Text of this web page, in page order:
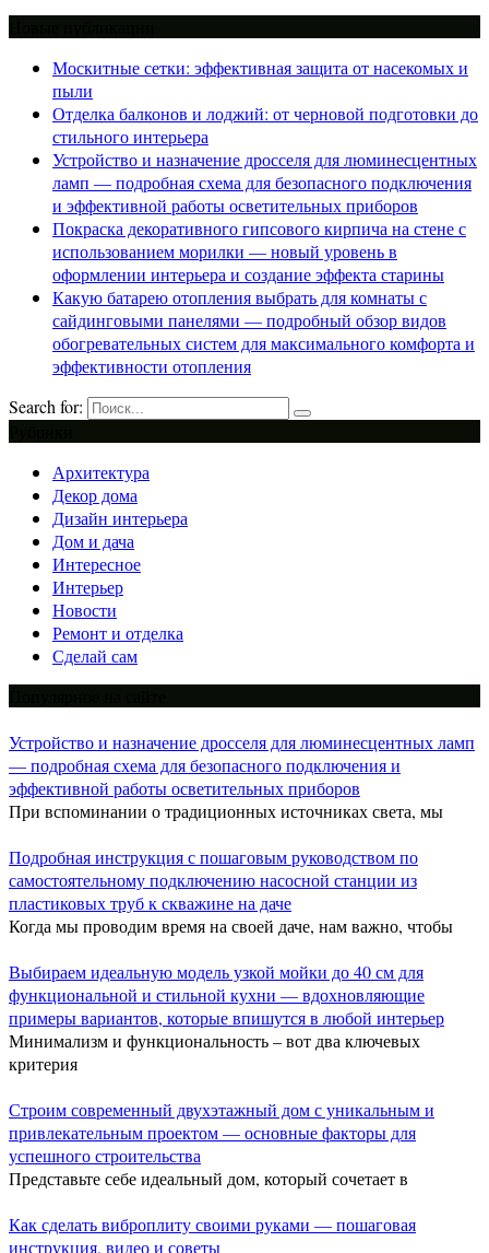
Москитные сетки: эффективная защита от насекомых и
пыли
Отделка балконов и лоджий: от черновой подготовки до
стильного интерьера
Устройство и назначение дросселя для люминесцентных
ламп — подробная схема для безопасного подключения
и эффективной работы осветительных приборов
Покраска декоративного гипсового кирпича на стене с
использованием морилки — новый уровень в
оформлении интерьера и создание эффекта старины
Какую батарею отопления выбрать для комнаты с
сайдинговыми панелями — подробный обзор видов
обогревательных систем для максимального комфорта и
эффективности отопления
Search for:
Архитектура
Декор дома
Дизайн интерьера
Дом и дача
Интересное
Интерьер
Новости
Ремонт и отделка
Сделай сам
Устройство и назначение дросселя для люминесцентных ламп
— подробная схема для безопасного подключения и
эффективной работы осветительных приборов
При вспоминании о традиционных источниках света, мы
Подробная инструкция с пошаговым руководством по
самостоятельному подключению насосной станции из
пластиковых труб к скважине на даче
Когда мы проводим время на своей даче, нам важно, чтобы
Выбираем идеальную модель узкой мойки до 40 см для
функциональной и стильной кухни — вдохновляющие
примеры вариантов, которые впишутся в любой интерьер
Минимализм и функциональность – вот два ключевых
критерия
Строим современный двухэтажный дом с уникальным и
привлекательным проектом — основные факторы для
успешного строительства
Представьте себе идеальный дом, который сочетает в
Как сделать виброплиту своими руками — пошаговая
инструкция, видео и советы